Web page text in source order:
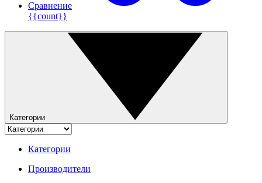
Сравнение
{{count}}
Категории
Категории
Производители